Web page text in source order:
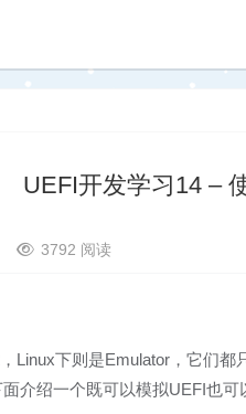
UEFI开发学习14 –
3792 阅读
Linux下则是Emulator，它们
介绍一个既可以模拟UEFI也可